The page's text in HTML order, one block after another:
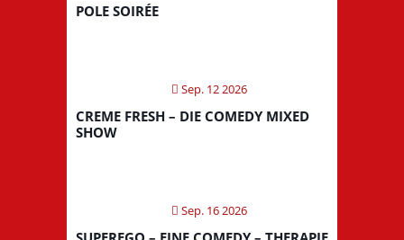
POLE SOIRÉE
Sep. 12 2026
CREME FRESH – DIE COMEDY MIXED
SHOW
Sep. 16 2026